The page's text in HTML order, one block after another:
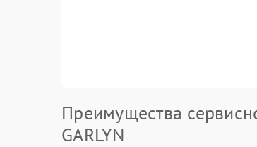
Преимущества
GARLYN